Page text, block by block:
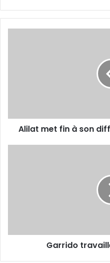
direction
Alilat met fin à son
Garrido